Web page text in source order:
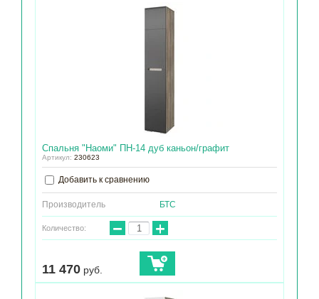
Спальня "Наоми" ПН-14 дуб каньон/графит
Артикул: 230623
Добавить к сравнению
Производитель БТС
Количество: − +
11 470 руб.